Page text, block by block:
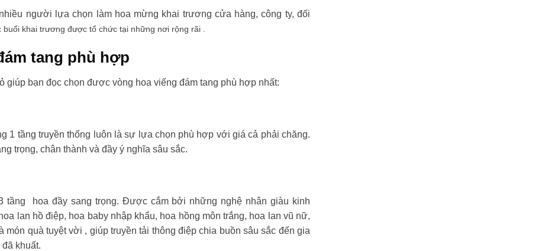
người lựa chọn làm hoa mừng khai trương cửa hàng, công ty, đối
buổi khai trương được tổ chức tại những nơi rộng rãi .
tang phù hợp
giúp bạn đọc chọn được vòng hoa viếng đám tang phù hợp nhất:
1 tầng truyền thống luôn là sự lựa chọn phù hợp với giá cả phải chăng.
trọng, chân thành và đầy ý nghĩa sâu sắc.
tầng hoa đầy sang trọng. Được cắm bởi những nghệ nhân giàu kinh
lan hồ điệp, hoa baby nhập khẩu, hoa hồng môn trắng, hoa lan vũ nữ,
món quà tuyệt vời , giúp truyền tải thông điệp chia buồn sâu sắc đến gia
khuất.